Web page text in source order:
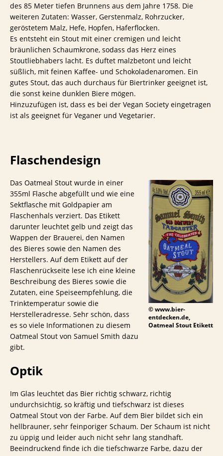
des 85 Meter tiefen Brunnens aus dem Jahre 1758. Die
weiteren Zutaten: Wasser, Gerstenmalz, Rohrzucker,
geröstetem Malz, Hefe, Hopfen, Haferflocken.
Es entsteht ein Stout mit einer cremigen und leicht
bräunlichen Schaumkrone, sodass das Herz eines
Stoutliebhabers lacht. Es duftet malzbetont und leicht
süßlich, mit feinen Kaffee- und Schokoladenaromen. Ein
gutes Stout, das auch durchaus für Biertrinker geeignet ist,
die sonst keine dunklen Biere mögen.
Hinzuzufügen ist, dass es bei der Vegan Society eingetragen
ist als geeignet für Veganer und Vegetarier.
Flaschendesign
© www.bier-
entdecken.de,
Oatmeal Stout Etikett
Das Oatmeal Stout wurde in einer
355ml Flasche abgefüllt und wie eine
Sektflasche mit Goldpapier am
Flaschenhals verziert. Das Etikett
darunter leuchtet gelb und zeigt das
Wappen der Brauerei, den Namen
des Bieres sowie den Namen des
Herstellers. Auf dem Etikett auf der
Flaschenrückseite lese ich eine kleine
Beschreibung des Bieres sowie die
Zutaten, eine Speiseempfehlung, die
Trinktemperatur sowie die
Herstelleradresse. Sehr schön, dass
es so viele Informationen zu diesem
Oatmeal Stout von Samuel Smith dazu
gibt.
Optik
Im Glas leuchtet das Bier richtig schwarz, richtig
undurchsichtig, so kräftig und tiefschwarz ist dieses
Oatmeal Stout von der Farbe. Auf dem Bier bildet sich ein
hellbrauner, sehr feinporiger Schaum. Der Schaum ist nicht
zu üppig und leider auch nicht sehr lang standhaft.
Beeindruckend finde ich die tiefschwarze Farbe, dazu der